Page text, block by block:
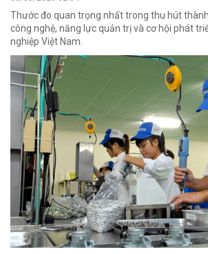
Thước đo quan trọng nhất trong thu hút
công nghệ, năng lực quản trị và cơ hội phát
nghiệp Việt Nam.